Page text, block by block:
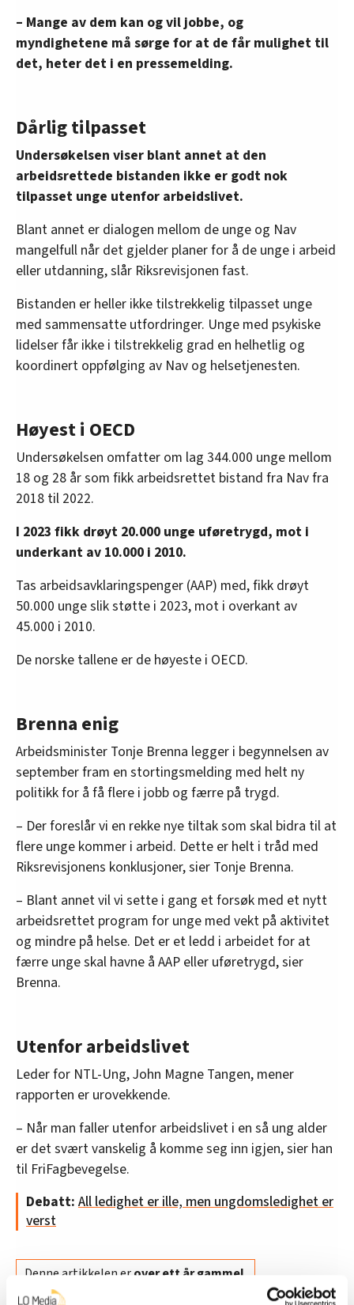
– Mange av dem kan og vil jobbe, og
myndighetene må sørge for at de får mulighet til
det, heter det i en pressemelding.
Dårlig tilpasset
Undersøkelsen viser blant annet at den
arbeidsrettede bistanden ikke er godt nok
tilpasset unge utenfor arbeidslivet.
Blant annet er dialogen mellom de unge og Nav
mangelfull når det gjelder planer for å de unge i arbeid
eller utdanning, slår Riksrevisjonen fast.
Bistanden er heller ikke tilstrekkelig tilpasset unge
med sammensatte utfordringer. Unge med psykiske
lidelser får ikke i tilstrekkelig grad en helhetlig og
koordinert oppfølging av Nav og helsetjenesten.
Høyest i OECD
Undersøkelsen omfatter om lag 344.000 unge mellom
18 og 28 år som fikk arbeidsrettet bistand fra Nav fra
2018 til 2022.
I 2023 fikk drøyt 20.000 unge uføretrygd, mot i
underkant av 10.000 i 2010.
Tas arbeidsavklaringspenger (AAP) med, fikk drøyt
50.000 unge slik støtte i 2023, mot i overkant av
45.000 i 2010.
De norske tallene er de høyeste i OECD.
Brenna enig
Arbeidsminister Tonje Brenna legger i begynnelsen av
september fram en stortingsmelding med helt ny
politikk for å få flere i jobb og færre på trygd.
– Der foreslår vi en rekke nye tiltak som skal bidra til at
flere unge kommer i arbeid. Dette er helt i tråd med
Riksrevisjonens konklusjoner, sier Tonje Brenna.
– Blant annet vil vi sette i gang et forsøk med et nytt
arbeidsrettet program for unge med vekt på aktivitet
og mindre på helse. Det er et ledd i arbeidet for at
færre unge skal havne å AAP eller uføretrygd, sier
Brenna.
Utenfor arbeidslivet
Leder for NTL-Ung, John Magne Tangen, mener
rapporten er urovekkende.
– Når man faller utenfor arbeidslivet i en så ung alder
er det svært vanskelig å komme seg inn igjen, sier han
til FriFagbevegelse.
Debatt: All ledighet er ille, men ungdomsledighet er
verst
Denne artikkelen erover ett år gammel